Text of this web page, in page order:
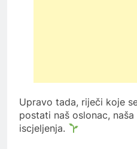
Upravo tada, riječi koje
postati naš oslonac,
iscjeljenja.